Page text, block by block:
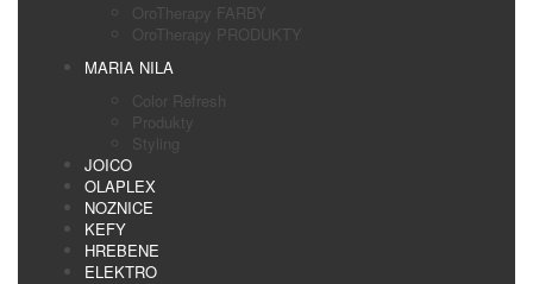
OroTherapy FARBY
OroTherapy PRODUKTY
MARIA NILA
Color Refresh
Produkty
Styling
JOICO
OLAPLEX
NOZNICE
KEFY
HREBENE
ELEKTRO